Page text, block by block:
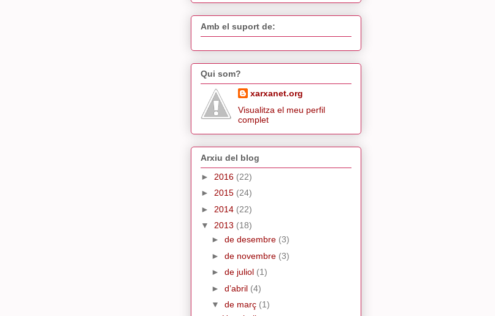
Amb el suport de:
Qui som?
xarxanet.org
Visualitza el meu perfil
complet
Arxiu del blog
► 2016 (22)
► 2015 (24)
► 2014 (22)
▼ 2013 (18)
► de desembre (3)
► de novembre (3)
► de juliol (1)
► d’abril (4)
▼ de març (1)